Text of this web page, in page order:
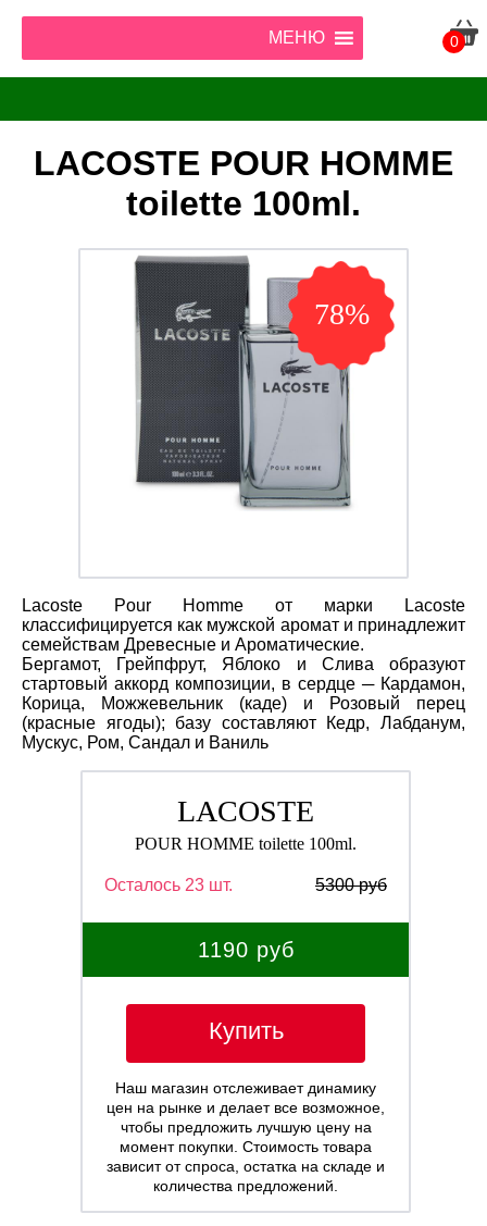
МЕНЮ 0
LACOSTE POUR HOMME
toilette 100ml.
78%
Lacoste Pour Homme от марки Lacoste
классифицируется как мужской аромат и принадлежит
семействам Древесные и Ароматические.
Бергамот, Грейпфрут, Яблоко и Слива образуют
стартовый аккорд композиции, в сердце ─ Кардамон,
Корица, Можжевельник (каде) и Розовый перец
(красные ягоды); базу составляют Кедр, Лабданум,
Мускус, Ром, Сандал и Ваниль
LACOSTE
POUR HOMME toilette 100ml.
Осталось 23 шт. 5300 руб
1190 руб
Купить
Наш магазин отслеживает динамику
цен на рынке и делает все возможное,
чтобы предложить лучшую цену на
момент покупки. Стоимость товара
зависит от спроса, остатка на складе и
количества предложений.